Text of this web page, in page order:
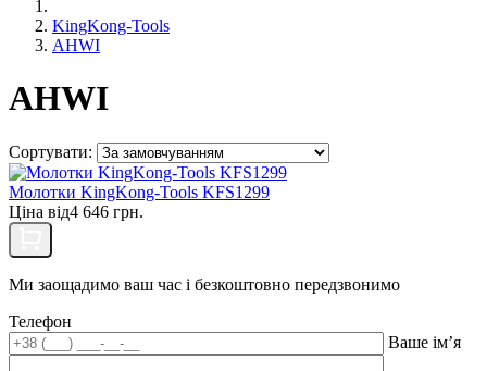
KingKong-Tools
AHWI
AHWI
Сортувати:
Молотки KingKong-Tools KFS1299
Ціна від4 646 грн.
Ми заощадимо ваш час і безкоштовно передзвонимо
Телефон
Ваше ім’я